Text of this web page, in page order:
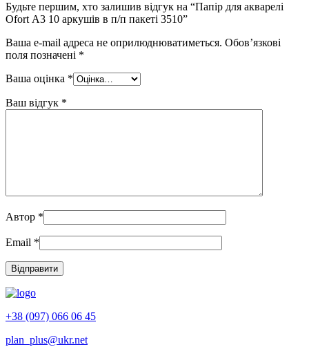
Будьте першим, хто залишив відгук на “Папір для акварелі
Ofort А3 10 аркушів в п/п пакеті 3510”
Ваша e-mail адреса не оприлюднюватиметься. Обов’язкові
поля позначені *
Ваша оцінка *
Ваш відгук *
Автор *
Email *
+38 (097) 066 06 45
plan_plus@ukr.net